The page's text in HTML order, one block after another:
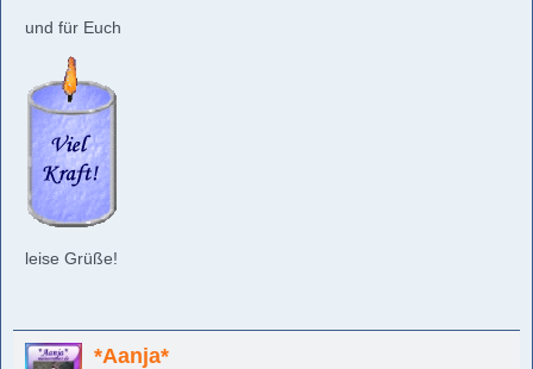
und für Euch
leise Grüße!
*Aanja*